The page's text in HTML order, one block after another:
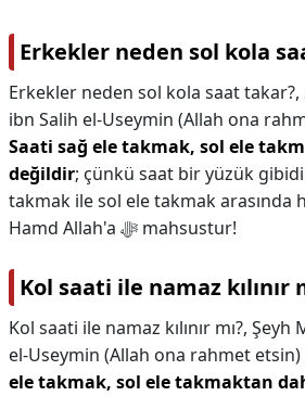
Erkekler neden sol kola
Erkekler neden sol kola saat takar?,
ibn Salih el-Useymin (Allah ona
Saati sağ ele takmak, sol ele
değildir; çünkü saat bir yüzük
takmak ile sol ele takmak arasında
Hamd Allah'a ﷻ mahsustur!
Kol saati ile namaz kılınır
Kol saati ile namaz kılınır mı?, Şeyh
el-Useymin (Allah ona rahmet etsin)
ele takmak, sol ele takmaktan